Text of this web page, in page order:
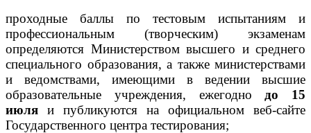
проходные баллы по тестовым испытаниям и
профессиональным (творческим) экзаменам
определяются Министерством высшего и среднего
специального образования, а также министерствами
и ведомствами, имеющими в ведении высшие
образовательные учреждения, ежегодно до 15
июля и публикуются на официальном веб-сайте
Государственного центра тестирования;